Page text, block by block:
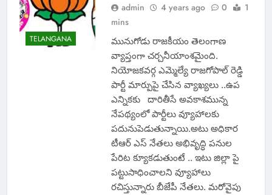
TELANGANA
admin 4 years ago 0
1
mins
మునుగోడు రాజకీయం తెలంగాణ
వ్యాప్తంగా చర్చనీయాంశమైంది.
నియోజకవర్గ ఎమ్మెల్యే రాజగోపాల్ రెడ్డి
పార్టీ మార్పుపై చేసిన వ్యాఖ్యలు ..ఉప
ఎన్నికకు దారితీసే అవకాశమున్న
నేపథ్యంలో పార్టీలు వ్యూహాలకు
పదునుపెడుతున్నాయి.అటు అధికార
టీఆర్ ఎస్ నేతలు అభివృద్ధి పనుల
పేరిట క్యూకడుతుంటే .. ఇటు జిల్లా పై
పట్టుసాధించాలని వ్యూహాలు
రచిస్తున్నారు బీజేపీ నేతలు. మరోవైపు